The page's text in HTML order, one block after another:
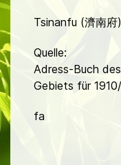
Tsinanfu (濟南府)
Quelle:
Adress-Buch
Gebiets für 1910/
fa